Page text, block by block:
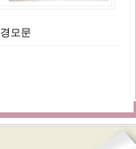
경모문